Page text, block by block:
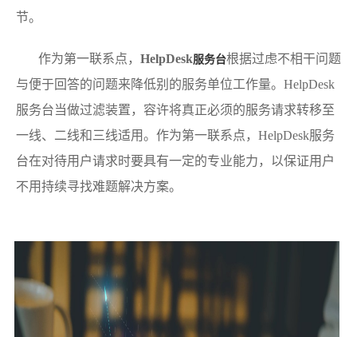
节。
作为第一联系点， HelpDesk服务台根据过虑不相干问题
与便于回答的问题来降低别的服务单位工作量。HelpDesk
服务台当做过滤装置，容许将真正必须的服务请求转移至
一线、二线和三线适用。作为第一联系点，HelpDesk服务
台在对待用户请求时要具有一定的专业能力，以保证用户
不用持续寻找难题解决方案。